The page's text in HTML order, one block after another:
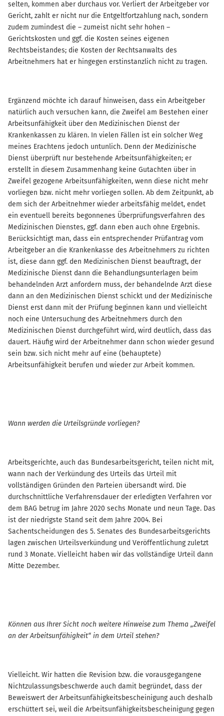
selten, kommen aber durchaus vor. Verliert der Arbeitgeber vor
Gericht, zahlt er nicht nur die Entgeltfortzahlung nach, sondern
zudem zumindest die – zumeist nicht sehr hohen –
Gerichtskosten und ggf. die Kosten seines eigenen
Rechtsbeistandes; die Kosten der Rechtsanwalts des
Arbeitnehmers hat er hingegen erstinstanzlich nicht zu tragen.
Ergänzend möchte ich darauf hinweisen, dass ein Arbeitgeber
natürlich auch versuchen kann, die Zweifel am Bestehen einer
Arbeitsunfähigkeit über den Medizinischen Dienst der
Krankenkassen zu klären. In vielen Fällen ist ein solcher Weg
meines Erachtens jedoch untunlich. Denn der Medizinische
Dienst überprüft nur bestehende Arbeitsunfähigkeiten; er
erstellt in diesem Zusammenhang keine Gutachten über in
Zweifel gezogene Arbeitsunfähigkeiten, wenn diese nicht mehr
vorliegen bzw. nicht mehr vorliegen sollen. Ab dem Zeitpunkt, ab
dem sich der Arbeitnehmer wieder arbeitsfähig meldet, endet
ein eventuell bereits begonnenes Überprüfungsverfahren des
Medizinischen Dienstes, ggf. dann eben auch ohne Ergebnis.
Berücksichtigt man, dass ein entsprechender Prüfantrag vom
Arbeitgeber an die Krankenkasse des Arbeitnehmers zu richten
ist, diese dann ggf. den Medizinischen Dienst beauftragt, der
Medizinische Dienst dann die Behandlungsunterlagen beim
behandelnden Arzt anfordern muss, der behandelnde Arzt diese
dann an den Medizinischen Dienst schickt und der Medizinische
Dienst erst dann mit der Prüfung beginnen kann und vielleicht
noch eine Untersuchung des Arbeitnehmers durch den
Medizinischen Dienst durchgeführt wird, wird deutlich, dass das
dauert. Häufig wird der Arbeitnehmer dann schon wieder gesund
sein bzw. sich nicht mehr auf eine (behauptete)
Arbeitsunfähigkeit berufen und wieder zur Arbeit kommen.
Wann werden die Urteilsgründe vorliegen?
Arbeitsgerichte, auch das Bundesarbeitsgericht, teilen nicht mit,
wann nach der Verkündung des Urteils das Urteil mit
vollständigen Gründen den Parteien übersandt wird. Die
durchschnittliche Verfahrensdauer der erledigten Verfahren vor
dem BAG betrug im Jahre 2020 sechs Monate und neun Tage. Das
ist der niedrigste Stand seit dem Jahre 2004. Bei
Sachentscheidungen des 5. Senates des Bundesarbeitsgerichts
lagen zwischen Urteilsverkündung und Veröffentlichung zuletzt
rund 3 Monate. Vielleicht haben wir das vollständige Urteil dann
Mitte Dezember.
Können aus Ihrer Sicht noch weitere Hinweise zum Thema „Zweifel
an der Arbeitsunfähigkeit“ in dem Urteil stehen?
Vielleicht. Wir hatten die Revision bzw. die vorausgegangene
Nichtzulassungsbeschwerde auch damit begründet, dass der
Beweiswert der Arbeitsunfähigkeitsbescheinigung auch deshalb
erschüttert sei, weil die Arbeitsunfähigkeitsbescheinigung gegen